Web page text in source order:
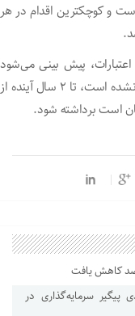
و کوچکترین اقدام در هر
پیش بینی می‌شود
داربست‌ها که خود ایستا است و به بنا تکیه داده نشده است، تا ۲ سال آینده از
هلدینگ اقتصادی پیگیر سرمایه‌گذاری در